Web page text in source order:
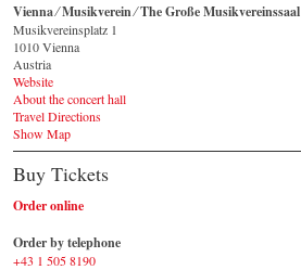
Vienna ⁄ Musikverein ⁄ The Große Musikvereinssaal
Musikvereinsplatz 1
1010 Vienna
Austria
Website
About the concert hall
Travel Directions
Show Map
Buy Tickets
Order online
Order by telephone
+43 1 505 8190